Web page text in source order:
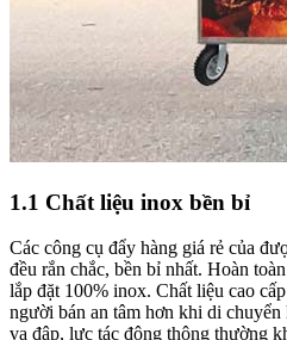
1.1 Chất liệu inox bền bỉ
Các công cụ đẩy hàng giá rẻ của
đều rắn chắc, bền bỉ nhất. Hoàn
lắp đặt 100% inox. Chất liệu cao
người bán an tâm hơn khi di
va đập, lực tác động thông thường